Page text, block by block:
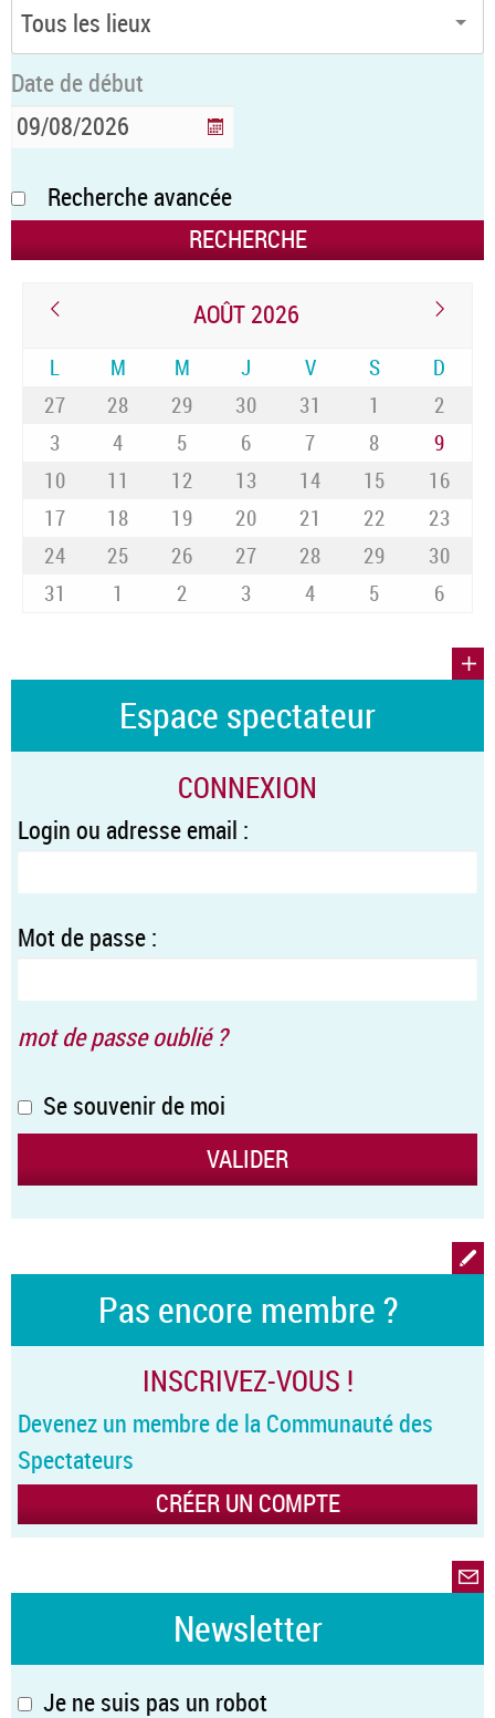
Date de début
Recherche avancée
AOÛT 2026
L M M J V S
D
27
28 29 30 31 1
2
3
4 5 6 7 8
9
10
11 12 13 14 15
16
17
18 19 20 21 22
23
24
25 26 27 28 29
30
31
1 2 3 4 5 6
Espace spectateur
CONNEXION
Login ou adresse email :
Mot de passe :
mot de passe oublié ?
Se souvenir de moi
Pas encore membre ?
INSCRIVEZ-VOUS !
Devenez un membre de la Communauté des
Spectateurs
CRÉER UN COMPTE
Newsletter
Je ne suis pas un robot